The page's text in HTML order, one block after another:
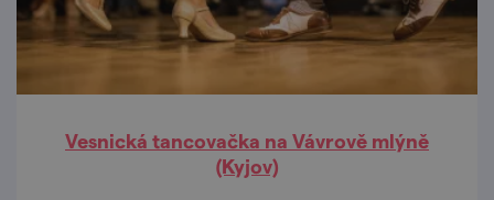
Vesnická tancovačka na Vávrově mlýně
(Kyjov)